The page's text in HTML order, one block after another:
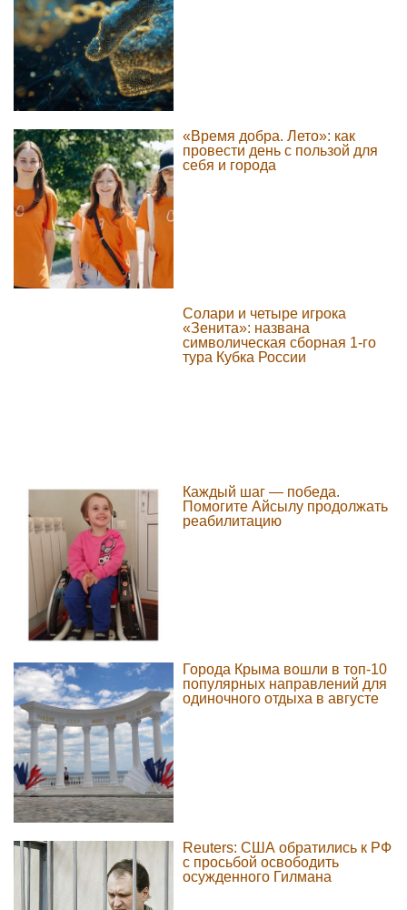
«Время добра. Лето»: как
провести день с пользой для
себя и города
Солари и четыре игрока
«Зенита»: названа
символическая сборная 1-го
тура Кубка России
Каждый шаг — победа.
Помогите Айсылу продолжать
реабилитацию
Города Крыма вошли в топ-10
популярных направлений для
одиночного отдыха в августе
Reuters: США обратились к РФ
с просьбой освободить
осужденного Гилмана